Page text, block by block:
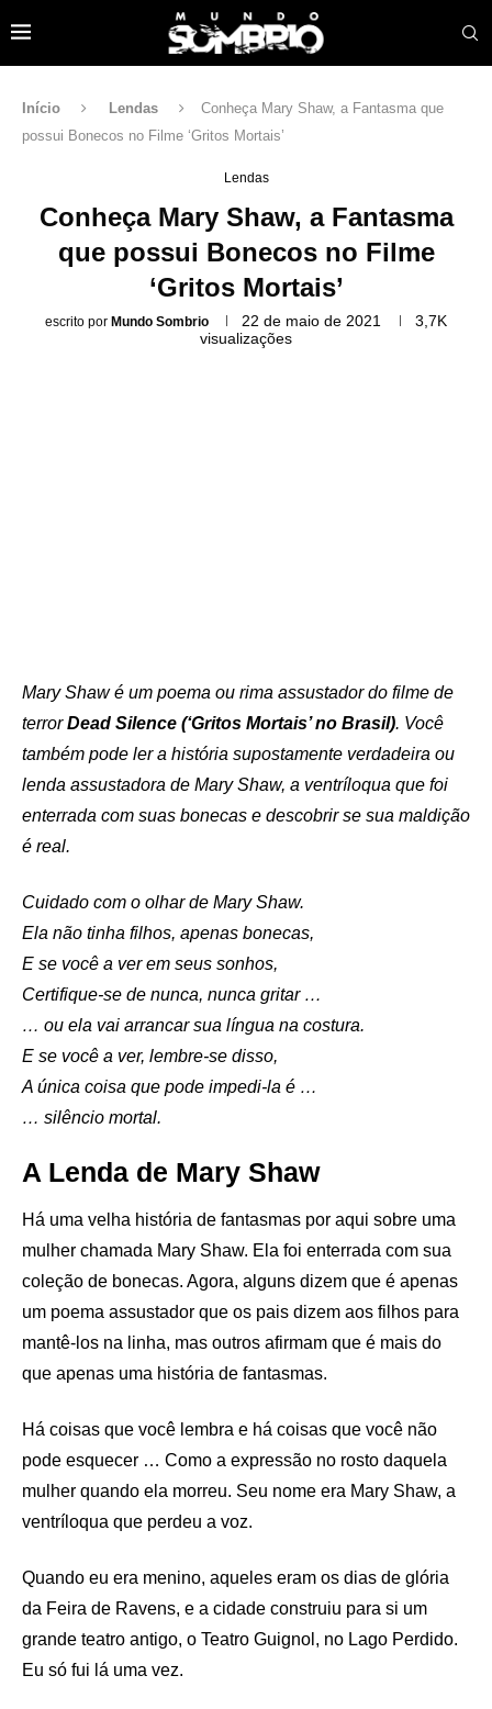
Início Lendas
Conheça Mary Shaw, a Fantasma que
possui Bonecos no Filme ‘Gritos Mortais’
Lendas
Conheça Mary Shaw, a Fantasma
que possui Bonecos no Filme
‘Gritos Mortais’
escrito por Mundo Sombrio 22 de maio de 2021
3,7K
visualizações
Mary Shaw é um poema ou rima assustador do filme de
terrorDead Silence (‘Gritos Mortais’ no Brasil). Você
também pode ler a história supostamente verdadeira ou
lenda assustadora de Mary Shaw, a ventríloqua que foi
enterrada com suas bonecas e descobrir se sua maldição
é real.
Cuidado com o olhar de Mary Shaw.
Ela não tinha filhos, apenas bonecas,
E se você a ver em seus sonhos,
Certifique-se de nunca, nunca gritar …
… ou ela vai arrancar sua língua na costura.
E se você a ver, lembre-se disso,
A única coisa que pode impedi-la é …
… silêncio mortal.
A Lenda de Mary Shaw
Há uma velha história de fantasmas por aqui sobre uma
mulher chamada Mary Shaw. Ela foi enterrada com sua
coleção de bonecas. Agora, alguns dizem que é apenas
um poema assustador que os pais dizem aos filhos para
mantê-los na linha, mas outros afirmam que é mais do
que apenas uma história de fantasmas.
Há coisas que você lembra e há coisas que você não
pode esquecer … Como a expressão no rosto daquela
mulher quando ela morreu. Seu nome era Mary Shaw, a
ventríloqua que perdeu a voz.
Quando eu era menino, aqueles eram os dias de glória
da Feira de Ravens, e a cidade construiu para si um
grande teatro antigo, o Teatro Guignol, no Lago Perdido.
Eu só fui lá uma vez.